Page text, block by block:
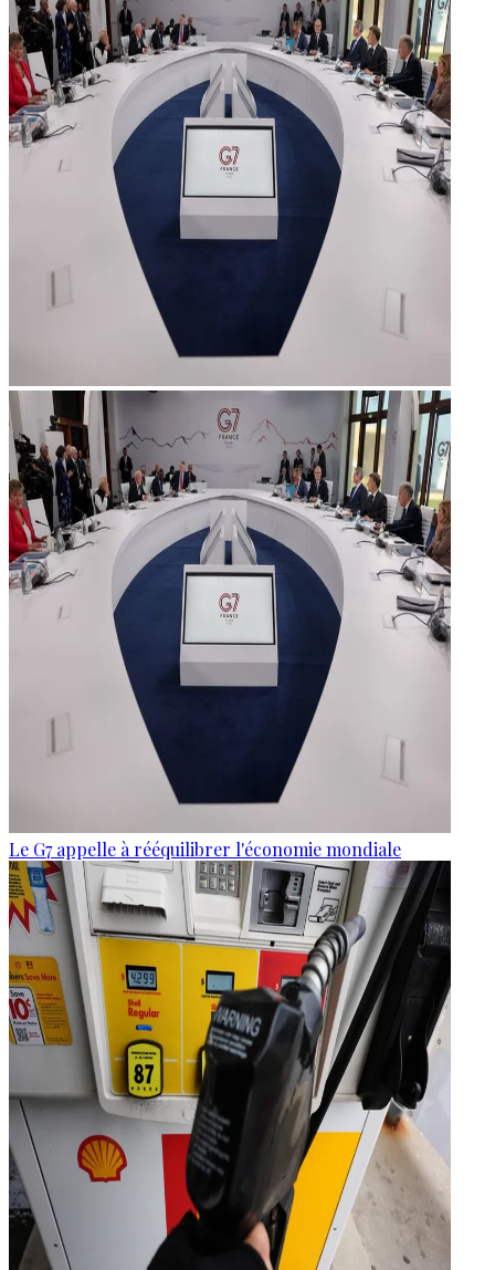
Le G7 appelle à rééquilibrer l'économie mondiale